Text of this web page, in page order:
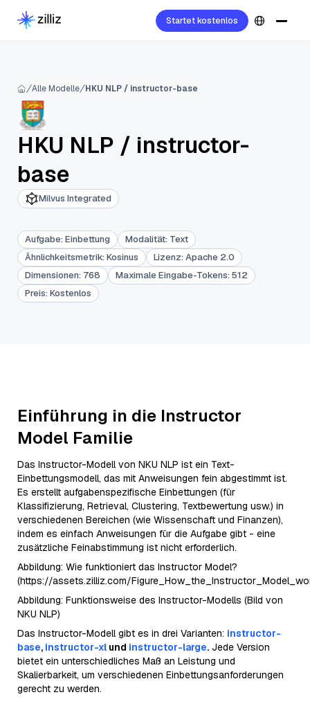
Startet kostenlos
Alle Modelle HKU NLP / instructor-base
HKU NLP / instructor-
base
Milvus Integrated
Aufgabe: Einbettung Modalität: Text
Ähnlichkeitsmetrik: Kosinus Lizenz: Apache 2.0
Dimensionen: 768 Maximale Eingabe-Tokens: 512
Preis: Kostenlos
Einführung in die Instructor
Model Familie
Das Instructor-Modell von NKU NLP ist ein Text-
Einbettungsmodell, das mit Anweisungen fein abgestimmt ist.
Es erstellt aufgabenspezifische Einbettungen (für
Klassifizierung, Retrieval, Clustering, Textbewertung usw.) in
verschiedenen Bereichen (wie Wissenschaft und Finanzen),
indem es einfach Anweisungen für die Aufgabe gibt - eine
zusätzliche Feinabstimmung ist nicht erforderlich.
Abbildung: Wie funktioniert das Instructor Model?
(https://assets.zilliz.com/
Abbildung: Funktionsweise des Instructor-Modells (Bild von
NKU NLP)
Das Instructor-Modell gibt es in drei Varianten: instructor-
base, instructor-xl und instructor-large. Jede Version
bietet ein unterschiedliches Maß an Leistung und
Skalierbarkeit, um verschiedenen Einbettungsanforderungen
gerecht zu werden.